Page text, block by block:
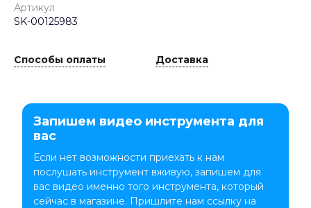
Артикул
SK-00125983
Способы оплаты Доставка
Запишем видео инструмента для
вас
Если нет возможности приехать к нам
послушать инструмент вживую, запишем для
вас видео именно того инструмента, который
сейчас в магазине. Пришлите нам ссылку на